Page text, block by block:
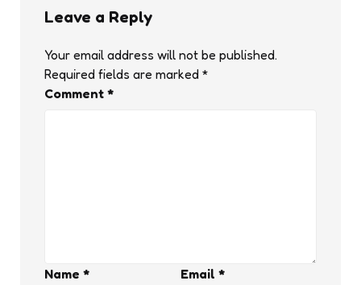
Leave a Reply
Your email address will not be published.
Required fields are marked *
Comment *
Name * Email *